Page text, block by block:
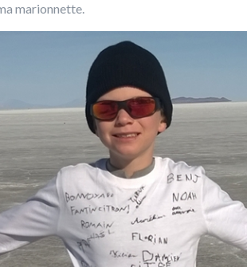
marionnette.